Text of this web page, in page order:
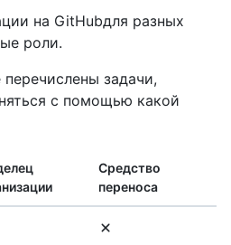
на GitHubдля разных
роли.
задачи,
с помощью какой
Средство
переноса